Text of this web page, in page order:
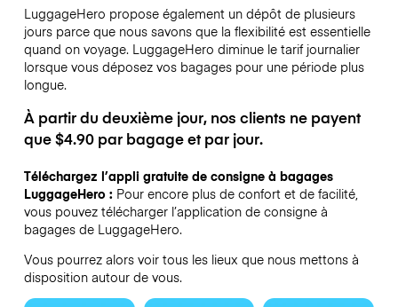
LuggageHero propose également un dépôt de plusieurs
jours parce que nous savons que la flexibilité est essentielle
quand on voyage. LuggageHero diminue le tarif journalier
lorsque vous déposez vos bagages pour une période plus
longue.
À partir du deuxième jour, nos clients ne payent
que $4.90 par bagage et par jour.
Téléchargez l’appli gratuite de consigne à bagages
LuggageHero :Pour encore plus de confort et de facilité,
vous pouvez télécharger l’application de consigne à
bagages de LuggageHero.
Vous pourrez alors voir tous les lieux que nous mettons à
disposition autour de vous.